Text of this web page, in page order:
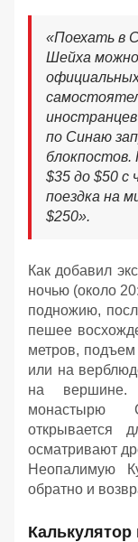
«Поехать в
Шейха
по Синаю
$35 до $50 с
поездка на
$250».
Как добавил
ночью (около
подножию,
пешее
метров,
или на
на вершине.
монастырю
открывается
осматривают
Неопалимую
обратно и